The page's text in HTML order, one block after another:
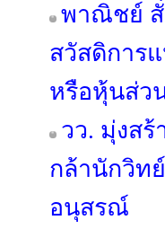
พาณิชย์
สวัสดิการ
หรือหุ้นส่ว
วว. มุ่งส
กล้านักวิท
อนุสรณ์